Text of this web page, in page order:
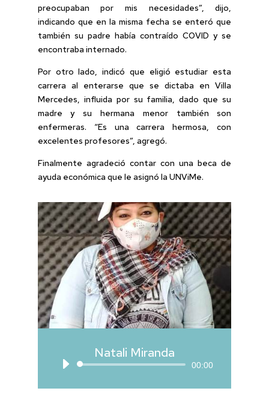
preocupaban por mis necesidades”, dijo,
indicando que en la misma fecha se enteró que
también su padre había contraído COVID y se
encontraba internado.
Por otro lado, indicó que eligió estudiar esta
carrera al enterarse que se dictaba en Villa
Mercedes, influida por su familia, dado que su
madre y su hermana menor también son
enfermeras. “Es una carrera hermosa, con
excelentes profesores”, agregó.
Finalmente agradeció contar con una beca de
ayuda económica que le asignó la UNViMe.
Natali Miranda
Reproductor
audio
00:00